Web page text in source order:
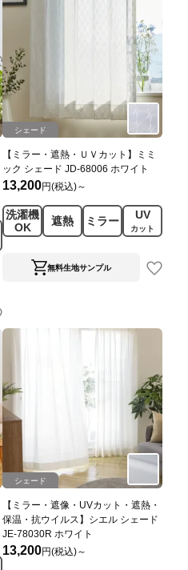
シェード
【ミラー・遮熱・ＵＶカット】ミミ
ック シェード JD-68006 ホワイト
13,200円(税込)～
洗濯機
OK
遮熱 ミラー UV
カット
無料生地サンプル
シェード
【ミラー・遮像・UVカット・遮熱・
保温・抗ウイルス】シエル シェード
JE-78030R ホワイト
13,200円(税込)～